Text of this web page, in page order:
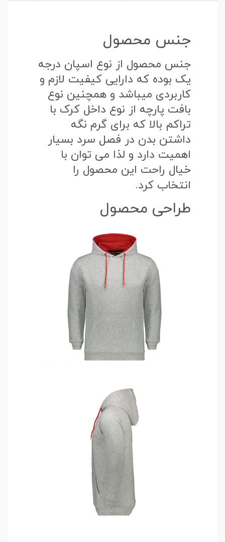
جنس محصول
جنس محصول از نوع اسپان درجه
یک بوده که دارایی کیفیت لازم و
کاربردی میباشد و همچنین نوع
بافت پارچه از نوع داخل کرک با
تراکم بالا که برای گرم نگه
داشتن بدن در فصل سرد بسیار
اهمیت دارد و لذا می توان با
خیال راحت این محصول را
انتخاب کرد.
طراحی محصول